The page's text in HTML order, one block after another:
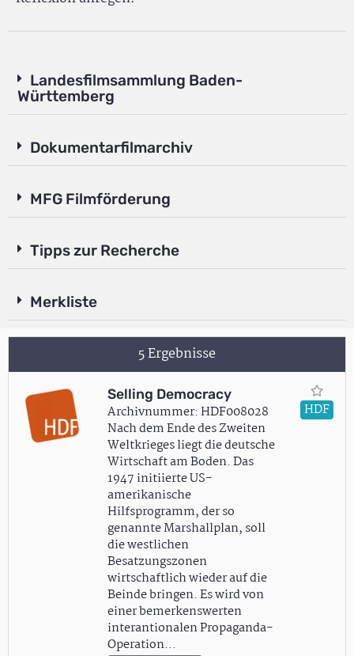
Landesfilmsammlung Baden-
Württemberg
Dokumentarfilmarchiv
MFG Filmförderung
Tipps zur Recherche
Merkliste
5 Ergebnisse
Selling Democracy
Archivnummer: HDF008028
Nach dem Ende des Zweiten
Weltkrieges liegt die deutsche
Wirtschaft am Boden. Das
1947 initiierte US-
amerikanische
Hilfsprogramm, der so
genannte Marshallplan, soll
die westlichen
Besatzungszonen
wirtschaftlich wieder auf die
Beinde bringen. Es wird von
einer bemerkenswerten
interantionalen Propaganda-
Operation…
HDF